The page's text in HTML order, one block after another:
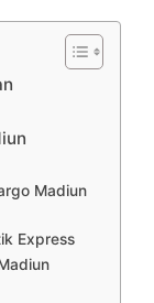
Madiun
Express